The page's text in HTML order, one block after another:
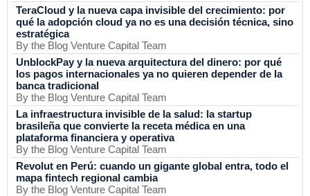
TeraCloud y la nueva capa invisible del crecimiento: por
qué la adopción cloud ya no es una decisión técnica, sino
estratégica
By the Blog Venture Capital Team
UnblockPay y la nueva arquitectura del dinero: por qué
los pagos internacionales ya no quieren depender de la
banca tradicional
By the Blog Venture Capital Team
La infraestructura invisible de la salud: la startup
brasileña que convierte la receta médica en una
plataforma financiera y operativa
By the Blog Venture Capital Team
Revolut en Perú: cuando un gigante global entra, todo el
mapa fintech regional cambia
By the Blog Venture Capital Team